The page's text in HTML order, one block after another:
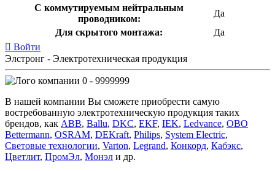
С коммутируемым нейтральным
проводником:
Да
Для скрытого монтажа:
Да
Войти
Элстронг - Электротехническая продукция
0 - 9999999
В нашей компании Вы сможете приобрести самую
востребованную электротехническую продукция таких
брендов, как ABB, Ballu, DKC, EKF, IEK, Ledvance, OBO
Bettermann, OSRAM, DEKraft, Philips, System Electric,
Световые технологии, Varton, Legrand, Конкорд, Кабэкс,
Цветлит, ПромЭл, Монэл и др.